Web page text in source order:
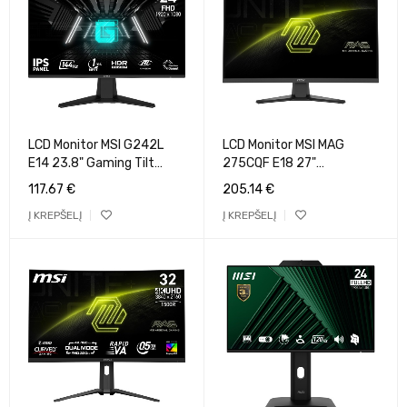
LCD Monitor MSI G242L
E14 23.8" Gaming Tilt
Matte Panel IPS
ms Colour Black G242LE14
117.67 €
Į KREPŠELĮ
LCD Monitor MSI MAG
275CQF E18 27"
Gaming/Curved Matte
180Hz 0.5 ms Colour Black
205.14€
Į KREPŠELĮ